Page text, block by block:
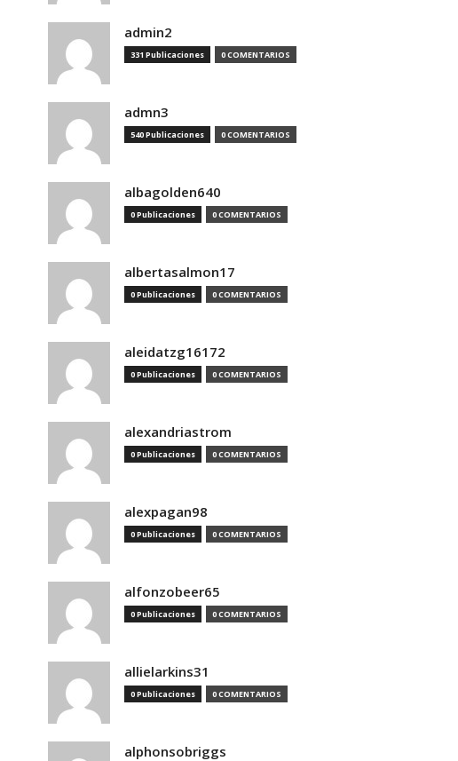
admin2
331 Publicaciones 0 COMENTARIOS
admn3
540 Publicaciones 0 COMENTARIOS
albagolden640
0 Publicaciones 0 COMENTARIOS
albertasalmon17
0 Publicaciones 0 COMENTARIOS
aleidatzg16172
0 Publicaciones 0 COMENTARIOS
alexandriastrom
0 Publicaciones 0 COMENTARIOS
alexpagan98
0 Publicaciones 0 COMENTARIOS
alfonzobeer65
0 Publicaciones 0 COMENTARIOS
allielarkins31
0 Publicaciones 0 COMENTARIOS
alphonsobriggs